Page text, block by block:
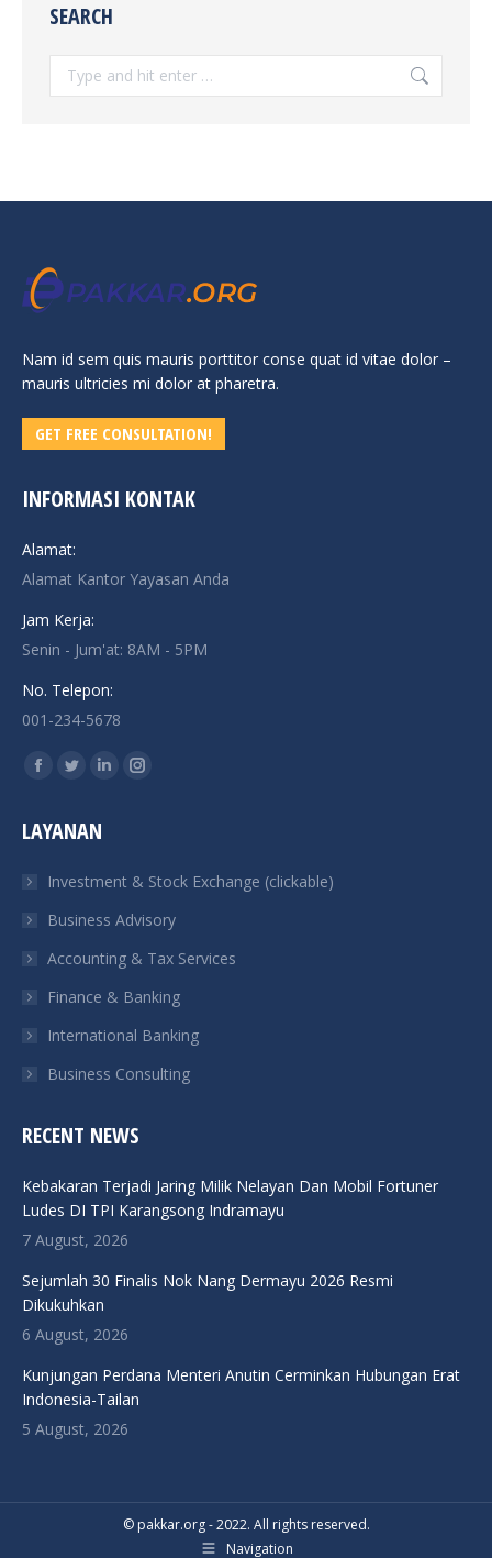
SEARCH
Search:
Nam id sem quis mauris porttitor conse quat id vitae dolor –
mauris ultricies mi dolor at pharetra.
GET FREE CONSULTATION!
INFORMASI KONTAK
Alamat:
Alamat Kantor Yayasan Anda
Jam Kerja:
Senin - Jum'at: 8AM - 5PM
No. Telepon:
001-234-5678
Find us on:
Facebook
opens
new
window
Twitter
opens
new
window
Linkedin
new
window
Instagram
new
window
LAYANAN
Investment & Stock Exchange (clickable)
Business Advisory
Accounting & Tax Services
Finance & Banking
International Banking
Business Consulting
RECENT NEWS
Kebakaran Terjadi Jaring Milik Nelayan Dan Mobil Fortuner
Ludes DI TPI Karangsong Indramayu
7 August, 2026
Sejumlah 30 Finalis Nok Nang Dermayu 2026 Resmi
Dikukuhkan
6 August, 2026
Kunjungan Perdana Menteri Anutin Cerminkan Hubungan Erat
Indonesia-Tailan
5 August, 2026
© pakkar.org - 2022. All rights reserved.
Navigation